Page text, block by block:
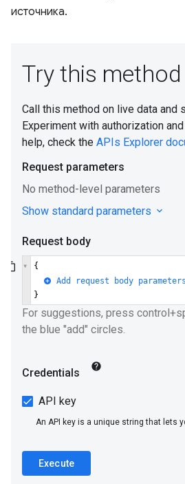
источника.